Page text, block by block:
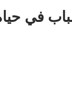
في